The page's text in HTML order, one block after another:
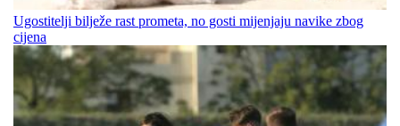
Ugostitelji bilježe rast prometa, no gosti mijenjaju navike zbog
cijena